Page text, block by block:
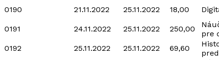
0190
21.11.2022 25.11.2022 18,00
0191 24.11.2022 25.11.2022 250,00
pre
0192
25.11.2022 25.11.2022 69,60